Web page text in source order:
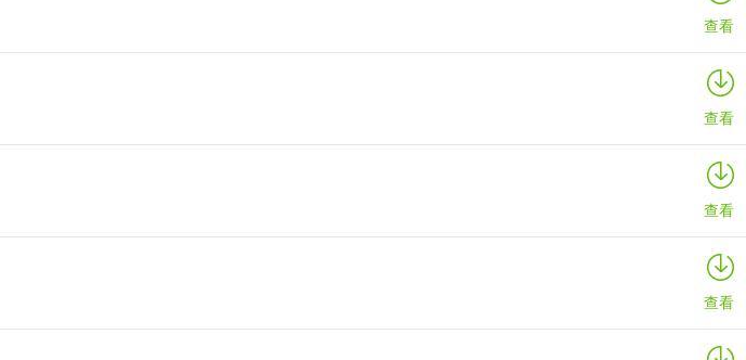
查看
查看
查看
查看